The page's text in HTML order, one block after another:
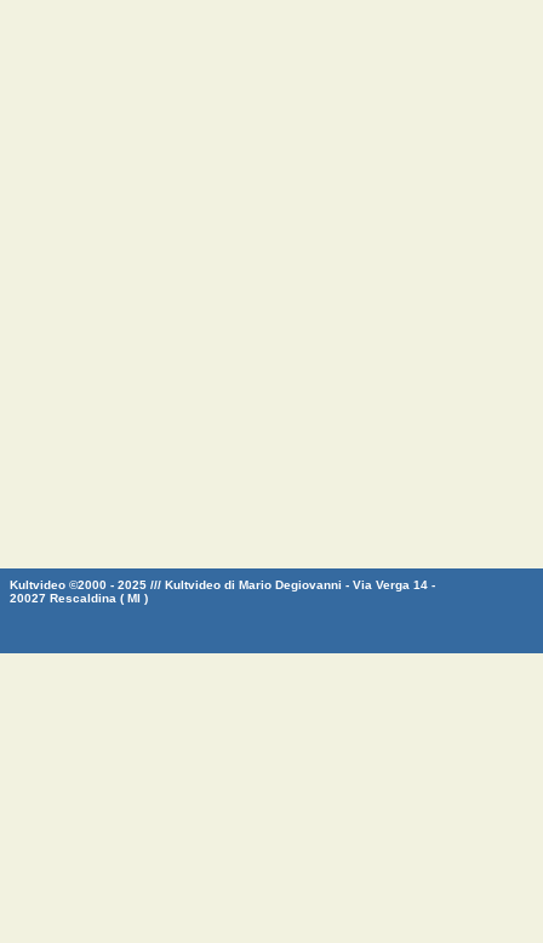
Kultvideo ©2000 - 2025 /// Kultvideo di Mario Degiovanni - Via Verga 14 -
20027 Rescaldina ( MI )